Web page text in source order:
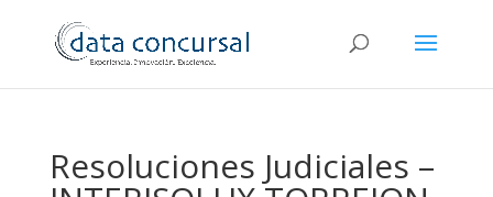
Resoluciones Judiciales –